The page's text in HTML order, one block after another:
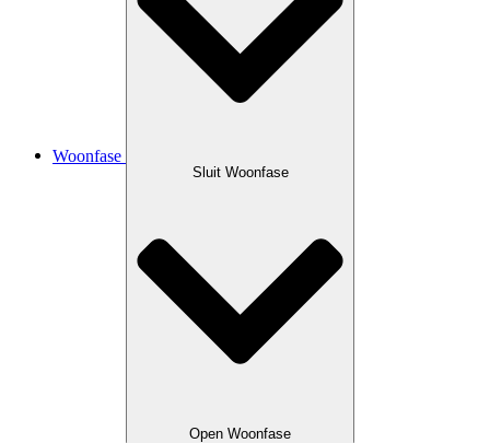
Woonfase
Sluit Woonfase
Open Woonfase